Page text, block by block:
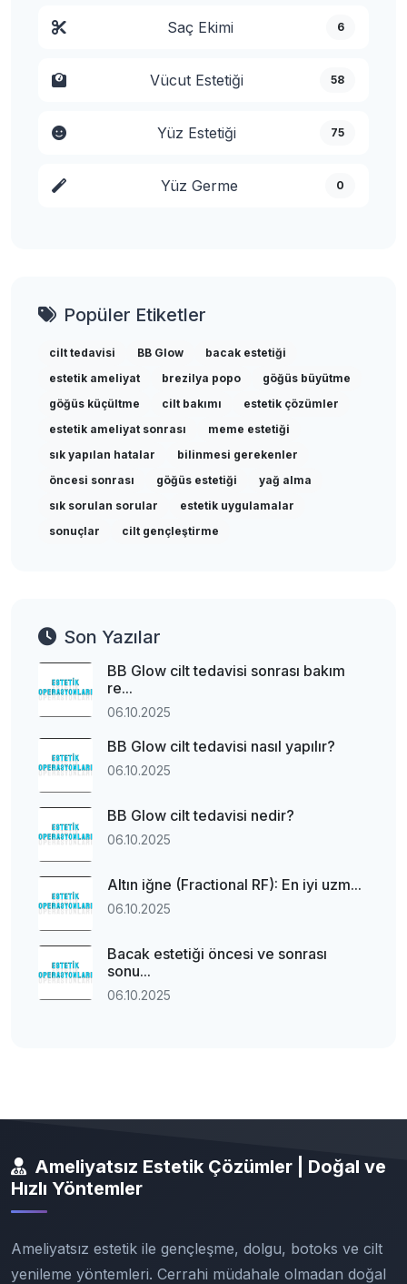
Saç Ekimi 6
Vücut Estetiği 58
Yüz Estetiği 75
Yüz Germe 0
Popüler Etiketler
cilt tedavisi BB Glow
bacak estetiği
estetik ameliyat
brezilya popo
göğüs büyütme
göğüs küçültme
cilt bakımı
estetik çözümler
estetik ameliyat sonrası
meme estetiği
sık yapılan hatalar
bilinmesi gerekenler
öncesi sonrası
göğüs estetiği
yağ alma
sık sorulan sorular
estetik uygulamalar
sonuçlar
cilt gençleştirme
Son Yazılar
BB Glow cilt tedavisi sonrası bakım
re...
06.10.2025
BB Glow cilt tedavisi nasıl yapılır?
06.10.2025
BB Glow cilt tedavisi nedir?
06.10.2025
Altın iğne (Fractional RF): En iyi uzm...
06.10.2025
Bacak estetiği öncesi ve sonrası
sonu...
06.10.2025
Ameliyatsız Estetik Çözümler | Doğal ve
Hızlı Yöntemler
Ameliyatsız estetik ile gençleşme, dolgu, botoks ve cilt
yenileme yöntemleri. Cerrahi müdahale olmadan doğal